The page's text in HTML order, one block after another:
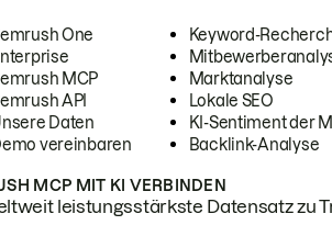
One
MCP
API
Daten
vereinbaren
Keyword-
Marktanalyse
Lokale SEO
KI-Sentiment der
Backlink-Analyse
MCP MIT KI VERBINDEN
leistungsstärkste Datensatz zu